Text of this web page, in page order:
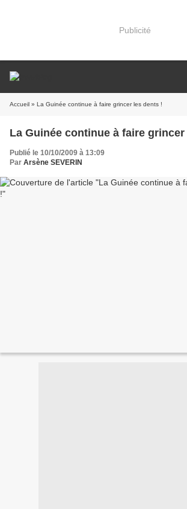
Publicité
Accueil » La Guinée continue à faire grincer les dents !
La Guinée continue à faire
Publié le 10/10/2009 à 13:09
Par Arsène SEVERIN